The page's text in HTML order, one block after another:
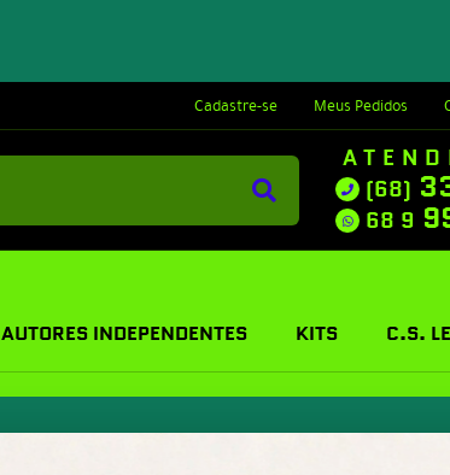
Cadastre-se Meus Pedidos
(68)
68 9
AUTORES INDEPENDENTES KITS C.S.